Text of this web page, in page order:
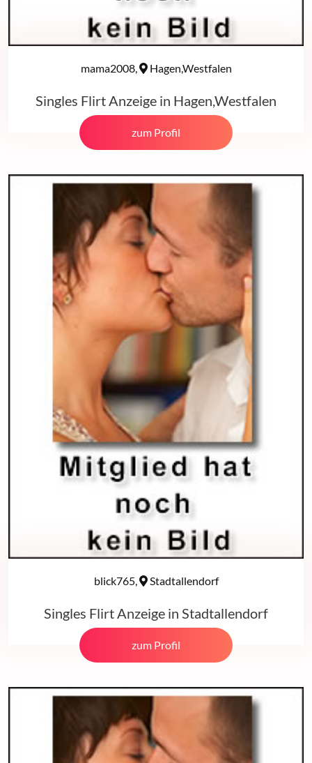
mama2008, Hagen,Westfalen
Singles Flirt Anzeige in Hagen,Westfalen
zum Profil
blick765, Stadtallendorf
Singles Flirt Anzeige in Stadtallendorf
zum Profil